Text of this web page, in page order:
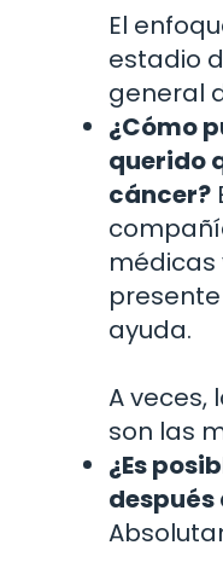
El
estadio
general
¿Cómo
querido
cáncer?
ayuda.
A veces,
son las
¿Es
después